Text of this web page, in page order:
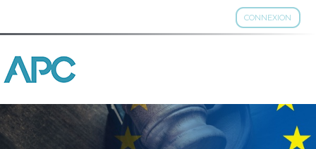
CONNEXION
Aller
au